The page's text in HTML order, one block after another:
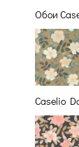
Обои
Caselio